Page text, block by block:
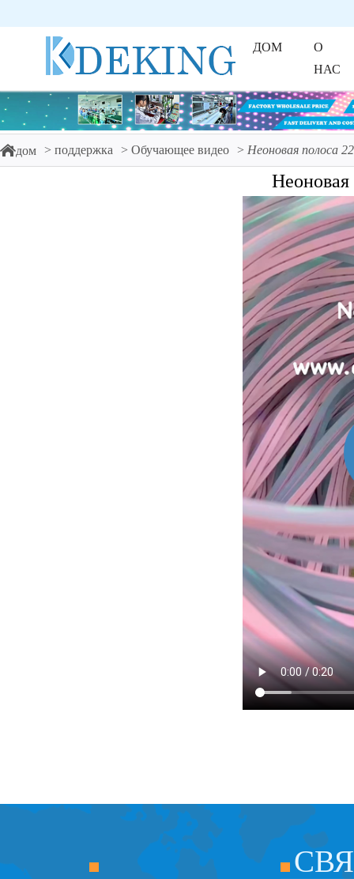
ДОМ
О
НАС
дом поддержка Обучающее видео Неоновая полоса